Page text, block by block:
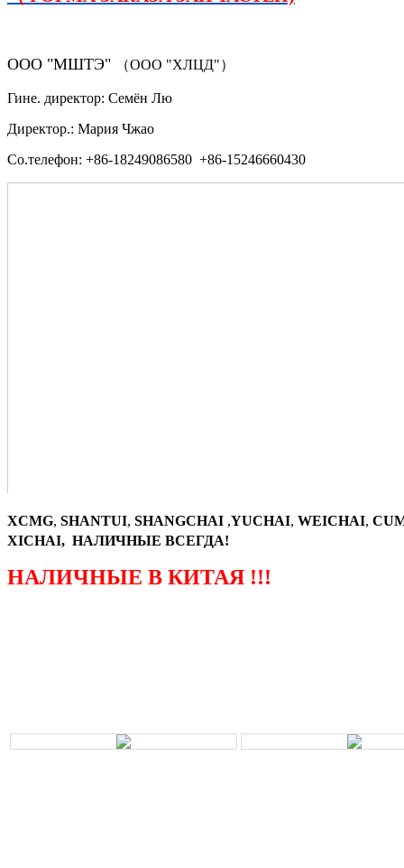
ООО "МШТЭ" （ООО "ХЛЦД"）
Гине. директор: Семён Лю
Директор.: Мария Чжао
Со.телефон: +86-18249086580 +86-15246660430
XCMG, SHANTUI, SHANGCHAI ,YUCHAI, WEICHAI,
XICHAI, НАЛИЧНЫЕ ВСЕГДА!
НАЛИЧНЫЕ В КИТАЯ !!!